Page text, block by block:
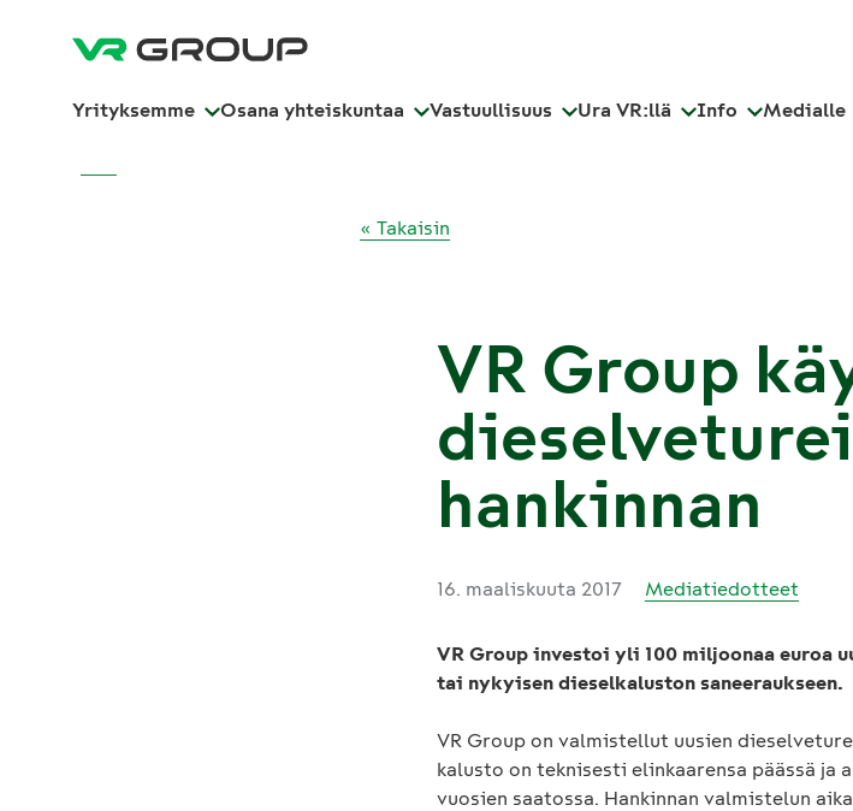
Yrityksemme Osana yhteiskuntaa Vastuullisuus Ura VR:llä Info Medialle
« Takaisin
VR Group
hankinnan
16. maaliskuuta 2017 Mediatiedotteet
VR Group investoi yli 100 miljoonaa euroa
tai nykyisen dieselkaluston saneeraukseen.
VR Group on valmistellut uusien
kalusto on teknisesti elinkaarensa päässä ja
vuosien saatossa. Hankinnan valmistelun